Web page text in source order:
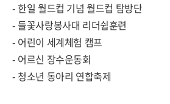
- 한일 월드컵 기념 월드컵 탐방단
- 들꽃사랑봉사대 리더쉽훈련
- 어린이 세계체험 캠프
- 어르신 장수운동회
- 청소년 동아리 연합축제